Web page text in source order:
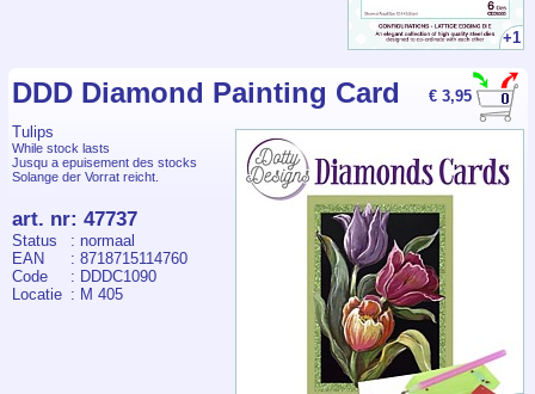
+1
€ 3,95
DDD Diamond Painting Card
Tulips
While stock lasts
Jusqu a epuisement des stocks
Solange der Vorrat reicht.
art. nr: 47737
Status
: normaal
EAN
: 8718715114760
Code
: DDDC1090
Locatie : M 405